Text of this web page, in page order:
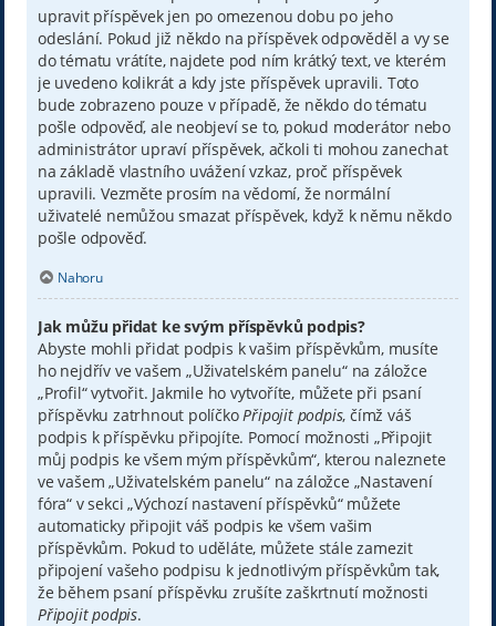
upravit příspěvek jen po omezenou dobu po jeho
odeslání. Pokud již někdo na příspěvek odpověděl a vy se
do tématu vrátíte, najdete pod ním krátký text, ve kterém
je uvedeno kolikrát a kdy jste příspěvek upravili. Toto
bude zobrazeno pouze v případě, že někdo do tématu
pošle odpověď, ale neobjeví se to, pokud moderátor nebo
administrátor upraví příspěvek, ačkoli ti mohou zanechat
na základě vlastního uvážení vzkaz, proč příspěvek
upravili. Vezměte prosím na vědomí, že normální
uživatelé nemůžou smazat příspěvek, když k němu někdo
pošle odpověď.
Nahoru
Jak můžu přidat ke svým příspěvků podpis?
Abyste mohli přidat podpis k vašim příspěvkům, musíte
ho nejdřív ve vašem „Uživatelském panelu“ na záložce
„Profil“ vytvořit. Jakmile ho vytvoříte, můžete při psaní
příspěvku zatrhnout políčkoPřipojit podpis, čímž váš
podpis k příspěvku připojíte. Pomocí možnosti „Připojit
můj podpis ke všem mým příspěvkům“, kterou naleznete
ve vašem „Uživatelském panelu“ na záložce „Nastavení
fóra“ v sekci „Výchozí nastavení příspěvků“ můžete
automaticky připojit váš podpis ke všem vašim
příspěvkům. Pokud to uděláte, můžete stále zamezit
připojení vašeho podpisu k jednotlivým příspěvkům tak,
že během psaní příspěvku zrušíte zaškrtnutí možnosti
Připojit podpis.